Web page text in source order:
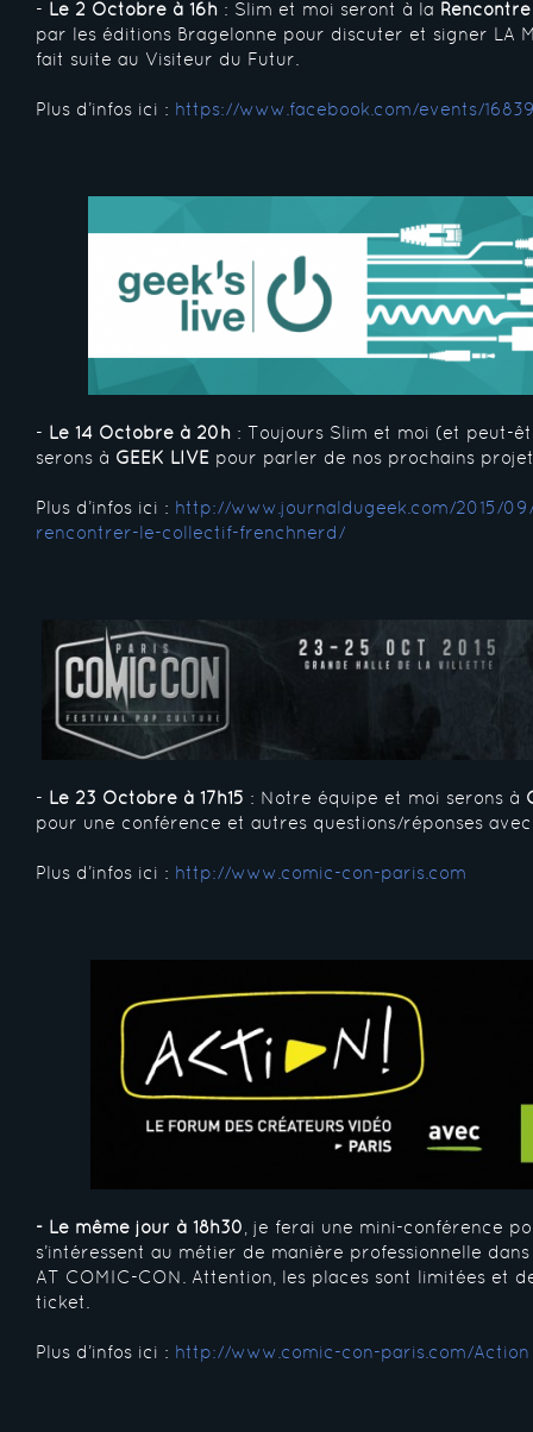
- Le 2 Octobre à 16h : Slim et moi seront à la
par les éditions Bragelonne pour discuter et signer LA
fait suite au Visiteur du Futur.
Plus d’infos ici : https://www.facebook.com/events/
- Le 14 Octobre à 20h : Toujours Slim et moi (et peut-
serons à GEEK LIVE pour parler de nos prochains
Plus d’infos ici : http://www.journaldugeek.com/2015/
rencontrer-le-collectif-frenchnerd/
- Le 23 Octobre à 17h15 : Notre équipe et moi serons à
pour une conférence et autres questions/réponses
Plus d’infos ici : http://www.comic-con-paris.com
- Le même jour à 18h30 , je ferai une mini-conférence
s’intéressent au métier de manière professionnelle
AT COMIC-CON. Attention, les places sont limitées et
ticket.
Plus d’infos ici : http://www.comic-con-paris.com/Action